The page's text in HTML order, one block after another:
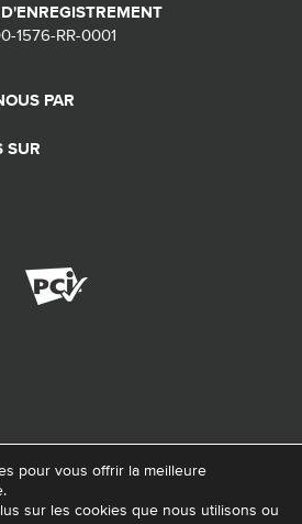
1576-RR-0001
PAR
SUR
- Fondation de ma vie – Pour la santé de la
pour vous offrir la meilleure
sur les cookies que nous utilisons ou